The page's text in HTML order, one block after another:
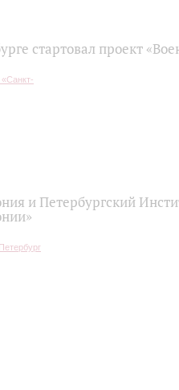
стартовал проект
и Петербургский